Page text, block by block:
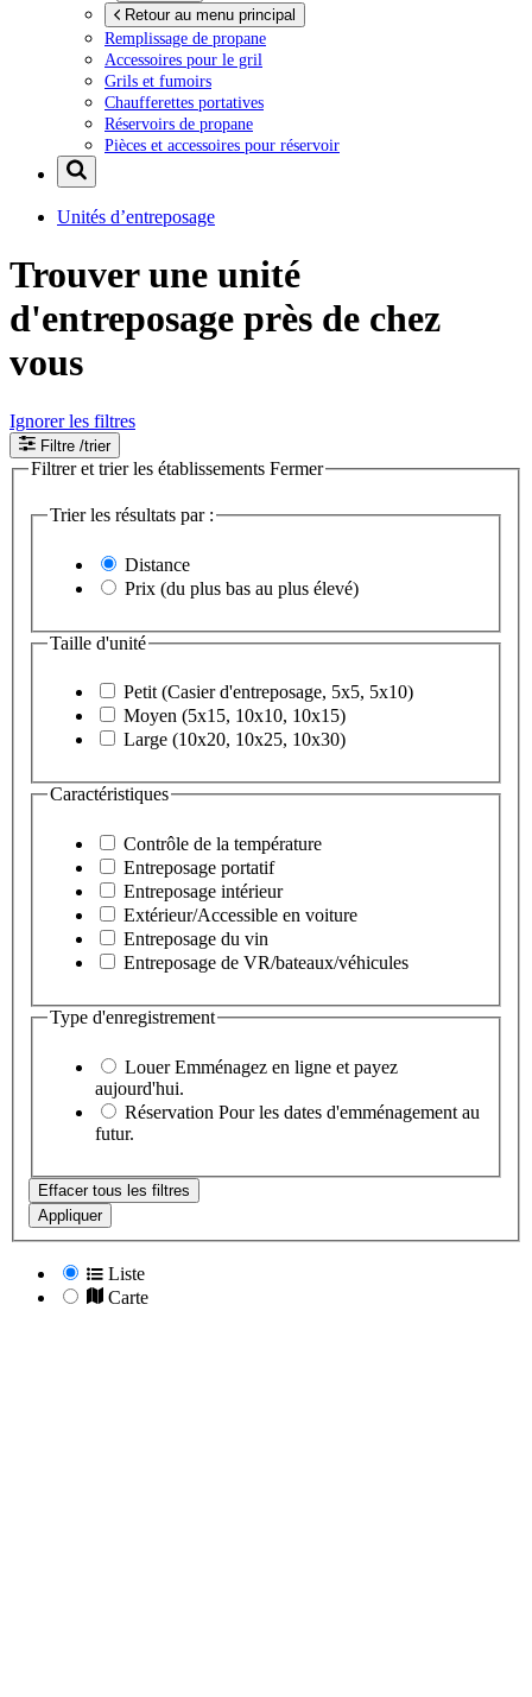
Retour au menu principal
Remplissage de propane
Accessoires pour le gril
Grils et fumoirs
Chaufferettes portatives
Réservoirs de propane
Pièces et accessoires pour réservoir
Unités d’entreposage
Trouver une unité
d'entreposage près de chez
vous
Ignorer les filtres
Filtre /trier
Filtrer et trier les établissements Fermer
Trier les résultats par :
Distance
Prix (du plus bas au plus élevé)
Taille d'unité
Petit (Casier d'entreposage, 5x5, 5x10)
Moyen (5x15, 10x10, 10x15)
Large (10x20, 10x25, 10x30)
Caractéristiques
Contrôle de la température
Entreposage portatif
Entreposage intérieur
Extérieur/Accessible en voiture
Entreposage du vin
Entreposage de VR/bateaux/véhicules
Type d'enregistrement
LouerEmménagez en ligne et payez
aujourd'hui.
Réservation Pour les dates d'emménagement au
futur.
Effacer tous les filtres
Appliquer
Liste
Carte